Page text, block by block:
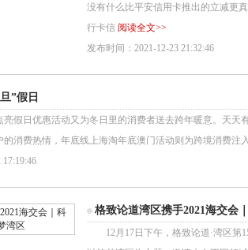
没有什么比平安信用卡推出的立减更
行卡信 阅读全文>>
发布时间：2021-12-23 21:32:46
”假日
日优惠活动又为冬日里的消费者送去跨年暖意。天天
的消费热情，年底线上海淘年底澳门活动则为跨境消费
格致论道湾区携手2021海交会
12月17日下午，格致论道·湾区第